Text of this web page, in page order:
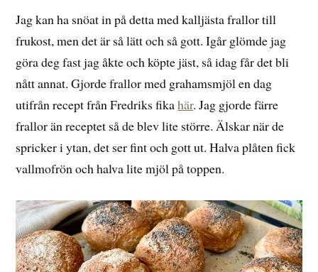
Jag kan ha snöat in på detta med kalljästa frallor till
frukost, men det är så lätt och så gott. Igår glömde jag
göra deg fast jag åkte och köpte jäst, så idag får det bli
nått annat. Gjorde frallor med grahamsmjöl en dag
utifrån recept från Fredriks fikahär. Jag gjorde färre
frallor än receptet så de blev lite större. Älskar när de
spricker i ytan, det ser fint och gott ut. Halva plåten fick
vallmofrön och halva lite mjöl på toppen.